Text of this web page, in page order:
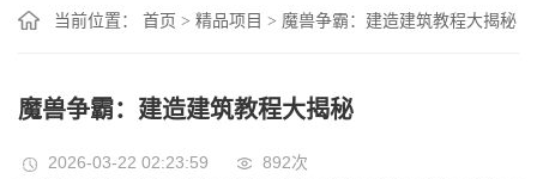
当前位置： 首页 > 精品项目 > 魔兽争霸：建造建筑教程大揭秘
魔兽争霸：建造建筑教程大揭秘
2026-03-22 02:23:59 892次